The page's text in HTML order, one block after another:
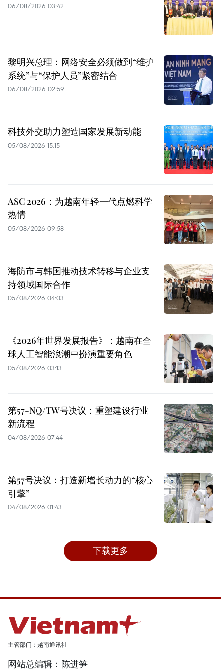
06/08/2026 03:42
黎明兴总理：网络安全必须做到“维护
系统”与“保护人员”紧密结合
06/08/2026 02:59
科技外交助力塑造国家发展新动能
05/08/2026 15:15
ASC 2026：为越南年轻一代点燃科学
热情
05/08/2026 09:58
海防市与韩国推动技术转移与企业支
持领域国际合作
05/08/2026 04:03
《2026年世界发展报告》：越南在全
球人工智能浪潮中扮演重要角色
05/08/2026 03:13
第57-NQ/TW号决议：重塑建设行业
新流程
04/08/2026 07:44
第57号决议：打造新增长动力的“核心
引擎”
04/08/2026 01:43
下载更多
主管部门：越南通讯社
网站总编辑：陈进笋